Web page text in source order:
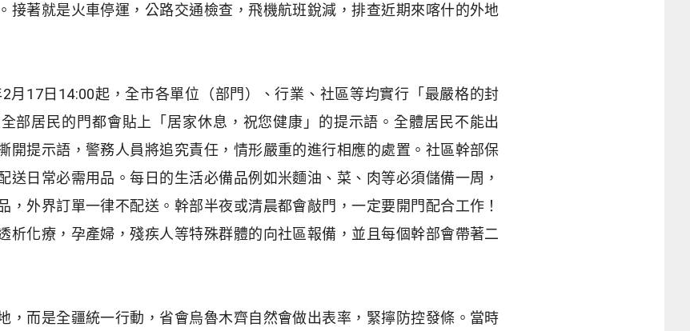
接著就是火車停運，公路交通檢查，飛機航班銳減，排查近期來喀什的外地
2月 17日 14:00起，全市各單位（部門）、行業、社區等均實行「最嚴格的封
部居民的門都會貼上「居家休息，祝您健康」的提示語。全體居民不能出
開提示語，警務人員將追究責任，情形嚴重的進行相應的處置。社區幹部保
送日常必需用品。每日的生活必備品例如米麵油、菜、肉等必須儲備一周，
，外界訂單一律不配送。幹部半夜或清晨都會敲門，一定要開門配合工作！
析化療，孕產婦，殘疾人等特殊群體的向社區報備，並且每個幹部會帶著二
而是全疆統一行動，省會烏魯木齊自然會做出表率，緊擰防控發條。當時